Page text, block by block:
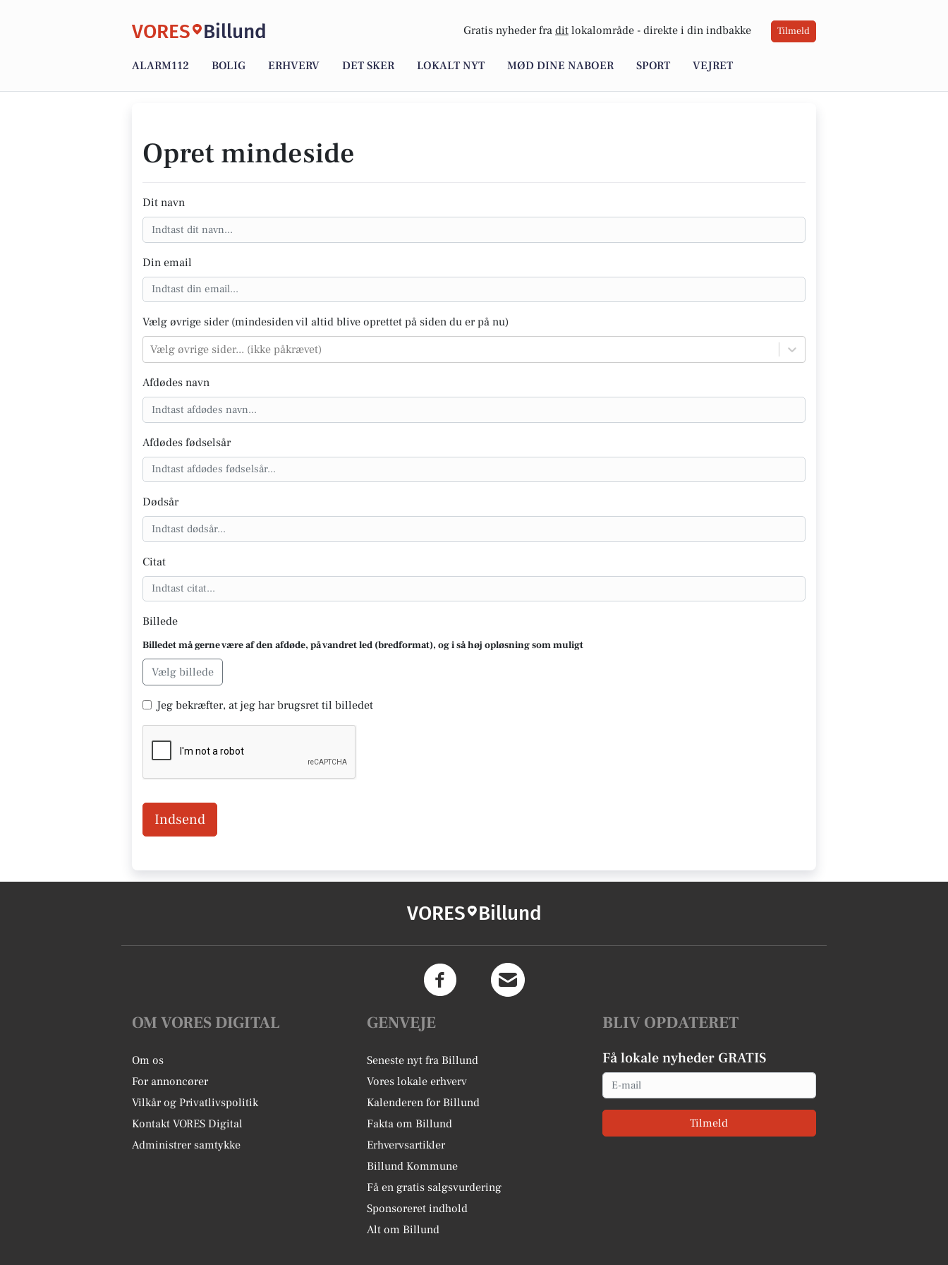
VORES Billund Gratis nyheder fra dit lokalområde - direkte i din indbakke Tilmeld
ALARM112 BOLIG ERHVERV DET SKER LOKALT NYT MØD DINE NABOER SPORT VEJRET
Opret mindeside
Dit navn
Din email
Vælg øvrige sider (mindesiden vil altid blive oprettet på siden du er på nu)
Vælg øvrige sider... (ikke påkrævet)
Afdødes navn
Afdødes fødselsår
Dødsår
Citat
Billede
Billedet må gerne være af den afdøde, på vandret led (bredformat), og i så høj opløsning som muligt
Vælg billede
Jeg bekræfter, at jeg har brugsret til billedet
Indsend
VORES Billund
OM VORES DIGITAL
Om os
For annoncører
Vilkår og Privatlivspolitik
Kontakt VORES Digital
Administrer samtykke
GENVEJE
Seneste nyt fra Billund
Vores lokale erhverv
Kalenderen for Billund
Fakta om Billund
Erhvervsartikler
Billund Kommune
Få en gratis salgsvurdering
Sponsoreret indhold
Alt om Billund
BLIV OPDATERET
Få lokale nyheder GRATIS
Email
Tilmeld